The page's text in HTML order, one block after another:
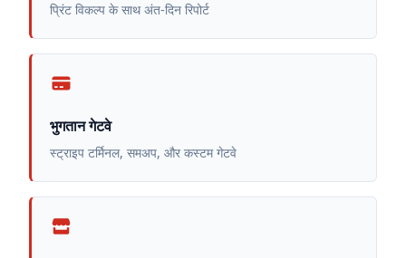
प्रिंट विकल्प के साथ अंत-दिन रिपोर्ट
भुगतान गेटवे
स्ट्राइप टर्मिनल, समअप, और कस्टम गेटवे